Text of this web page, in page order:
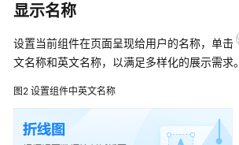
门
用
户
指
（低
代
显示名称
设置当前组件在页面呈现给用户的名称，单击
文名称和英文名称，以满足多样化的展示需求。
图2 设置组件中英文名称